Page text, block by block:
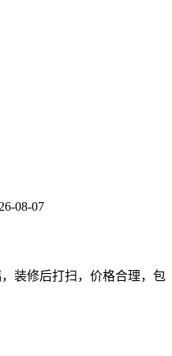
08-07
装修后打扫，价格合理，包